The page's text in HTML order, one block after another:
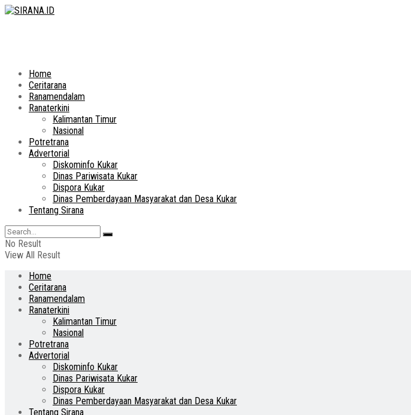
Home
Ceritarana
Ranamendalam
Ranaterkini
Kalimantan Timur
Nasional
Potretrana
Advertorial
Diskominfo Kukar
Dinas Pariwisata Kukar
Dispora Kukar
Dinas Pemberdayaan Masyarakat dan Desa Kukar
Tentang Sirana
No Result
View All Result
Home
Ceritarana
Ranamendalam
Ranaterkini
Kalimantan Timur
Nasional
Potretrana
Advertorial
Diskominfo Kukar
Dinas Pariwisata Kukar
Dispora Kukar
Dinas Pemberdayaan Masyarakat dan Desa Kukar
Tentang Sirana